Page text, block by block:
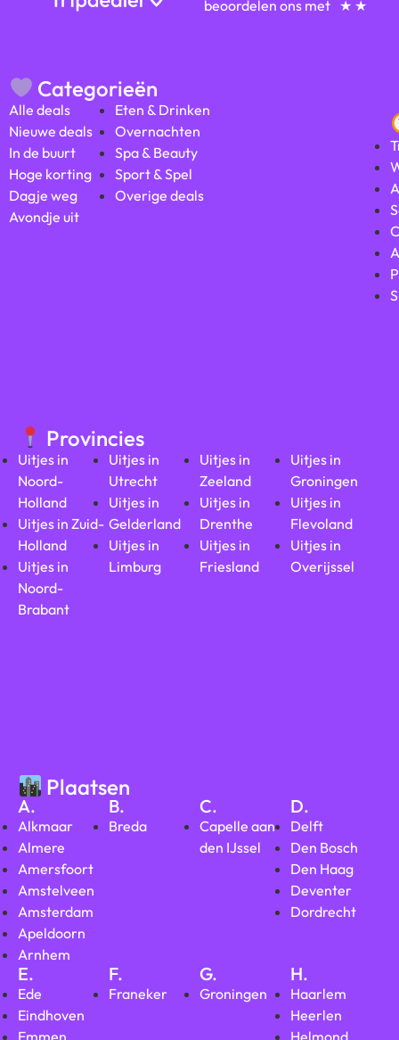
beoordelen ons met ★ ★
Categorieën
Alle deals
Nieuwe deals
In de buurt
Hoge korting
Dagje weg
Avondje uit
Eten & Drinken
Overnachten
Spa & Beauty
Sport & Spel
Overige deals
Provincies
Uitjes in
Noord-
Holland
Uitjes in Zuid-
Holland
Uitjes in
Noord-
Brabant
Uitjes in
Utrecht
Uitjes in
Gelderland
Uitjes in
Limburg
Uitjes in
Zeeland
Uitjes in
Drenthe
Uitjes in
Friesland
Uitjes in
Groningen
Uitjes in
Flevoland
Uitjes in
Overijssel
Plaatsen
A.
Alkmaar
Almere
Amersfoort
Amstelveen
Amsterdam
Apeldoorn
Arnhem
B.
Breda
C.
Capelle aan
den IJssel
D.
Delft
Den Bosch
Den Haag
Deventer
Dordrecht
E.
Ede
Eindhoven
Emmen
F.
Franeker
G.
Groningen
H.
Haarlem
Heerlen
Helmond